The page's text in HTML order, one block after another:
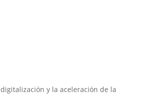
y la aceleración de la